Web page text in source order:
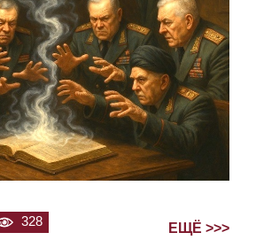
328
ЕЩЁ >>>